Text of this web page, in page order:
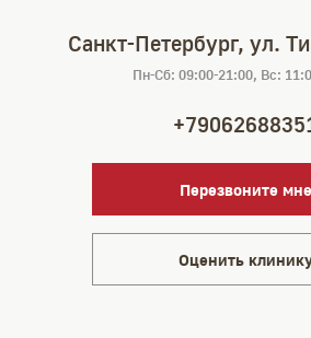
Санкт-Петербург, ул.
Пн-Сб: 09:00-21:00, Вс:
Перезвоните мне
Оценить